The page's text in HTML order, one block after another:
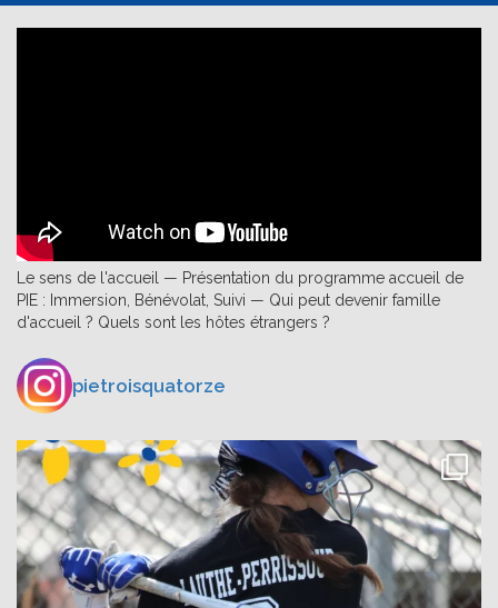
Le sens de l'accueil — Présentation du programme accueil de
PIE : Immersion, Bénévolat, Suivi — Qui peut devenir famille
d'accueil ? Quels sont les hôtes étrangers ?
pietroisquatorze